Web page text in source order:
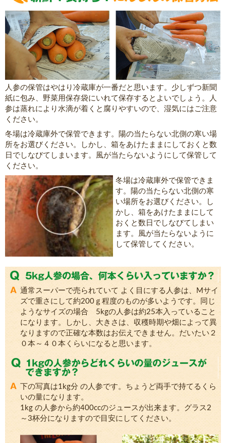
人参の保管はやはり冷蔵庫が一番だと思います。少しずつ新聞
紙に包み、野菜用保存袋にいれて保存するとよいでしょう。人
参は蒸れにより水滴が着くと腐りやすいので、湿気にはご注意
ください。
冬場は冷蔵庫外で保管できます。陽の当たらない北側の寒い場
所をお選びください。しかし、箱をあけたままにしておくと数
日でしなびてしまいます。風が当たらないようにして保管して
ください。
冬場は冷蔵庫外で保管できま
す。陽の当たらない北側の寒
い場所をお選びください。し
かし、箱をあけたままにして
おくと数日でしなびてしまい
ます。風が当たらないように
して保管してください。
通常スーパーで売られていて よく目にする人参は、Mサイ
ズで重さにして約200ｇ程度のものが多いようです。同じ
ようなサイズの場合 5kgの人参は約25本入っていること
になります。しかし、大きさは、収穫時期や畑によって異
なりますので正確な本数はお伝えできません。だいたい２
０本～４０本くらいになると思います。
下の写真は1kg分 の人参です。ちょうど両手で持てるくら
いの量になります。
1kg の人参から約400ccのジュースが出来ます。グラス2
～3杯分になりますので目安にしてください。